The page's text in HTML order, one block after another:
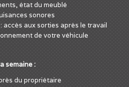
état du meublé
sonores
accès aux sorties après le travail
de votre véhicule
semaine :
du propriétaire